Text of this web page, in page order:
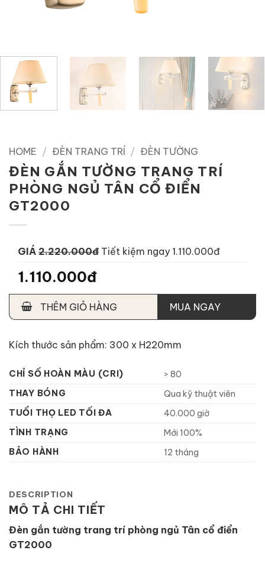
HOME / ĐÈN TRANG TRÍ / ĐÈN TƯỜNG
ĐÈN GẮN TƯỜNG TRANG TRÍ
PHÒNG NGỦ TÂN CỔ ĐIỂN
GT2000
GIÁ 2.220.000đ Tiết kiệm ngay 1.110.000đ
1.110.000đ
THÊM GIỎ HÀNG MUA NGAY
Kích thước sản phẩm: 300 x H220mm
CHỈ SỐ HOÀN MÀU (CRI)
> 80
THAY BÓNG
Qua kỹ thuật viên
TUỔI THỌ LED TỐI ĐA
40.000 giờ
TÌNH TRẠNG
Mới 100%
BẢO HÀNH
12 tháng
DESCRIPTION
MÔ TẢ CHI TIẾT
Đèn gắn tường trang trí phòng ngủ Tân cổ điển
GT2000